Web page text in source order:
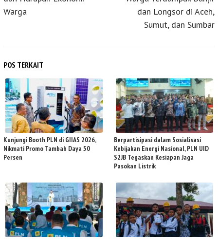
Warga
dan Longsor di Aceh,
Sumut, dan Sumbar
POS TERKAIT
Kunjungi Booth PLN di GIIAS 2026,
Nikmati Promo Tambah Daya 50
Persen
Berpartisipasi dalam Sosialisasi
Kebijakan Energi Nasional, PLN UID
S2JB Tegaskan Kesiapan Jaga
Pasokan Listrik